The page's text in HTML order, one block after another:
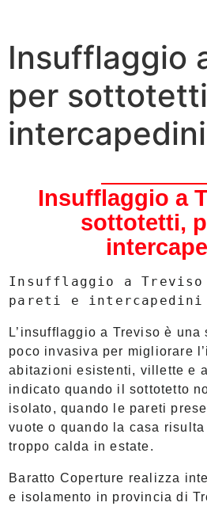
Insufflaggio
per
intercapedini
Insufflaggio a
sottotetti,
Insufflaggio a
pareti e intercapedini
L’insufflaggio a Treviso è
poco invasiva per migliorare
abitazioni esistenti, villette e
indicato quando il sottotetto
isolato, quando le pareti
vuote o quando la casa
troppo calda in estate.
Baratto Coperture realizza
e isolamento in provincia di